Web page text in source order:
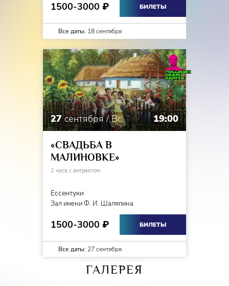
1500-3000 ₽ БИЛЕТЫ
Все даты: 18 сентября
27 сентября / Вс 19:00
«СВАДЬБА В
МАЛИНОВКЕ»
2 часа с антрактом
Ессентуки
Зал имени Ф. И. Шаляпина
1500-3000 ₽ БИЛЕТЫ
Все даты: 27 сентября
ГАЛЕРЕЯ